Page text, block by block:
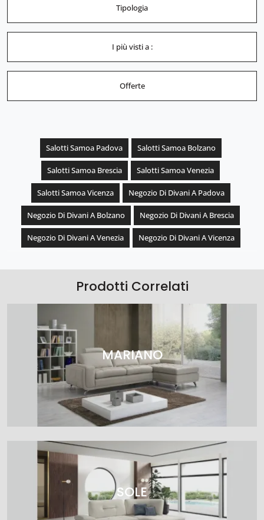
Tipologia
I più visti a :
Offerte
Salotti Samoa Padova Salotti Samoa Bolzano
Salotti Samoa Brescia Salotti Samoa Venezia
Salotti Samoa Vicenza Negozio Di Divani A Padova
Negozio Di Divani A Bolzano Negozio Di Divani A Brescia
Negozio Di Divani A Venezia Negozio Di Divani A Vicenza
Prodotti Correlati
MARIANO
SOLE